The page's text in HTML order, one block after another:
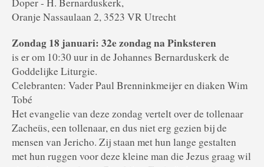
Doper - H. Bernarduskerk,
Oranje Nassaulaan 2, 3523 VR Utrecht
Zondag 18 januari: 32e zondag na Pinksteren
is er om 10:30 uur in de Johannes Bernarduskerk de
Goddelijke Liturgie.
Celebranten: Vader Paul Brenninkmeijer en diaken Wim
Tobé
Het evangelie van deze zondag vertelt over de tollenaar
Zacheüs, een tollenaar, en dus niet erg gezien bij de
mensen van Jericho. Zij staan met hun lange gestalten
met hun ruggen voor deze kleine man die Jezus graag wil